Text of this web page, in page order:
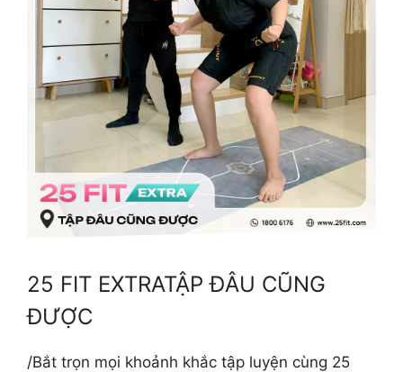
25 FIT EXTRATẬP ĐÂU CŨNG
ĐƯỢC
/Bắt trọn mọi khoảnh khắc tập luyện cùng 25